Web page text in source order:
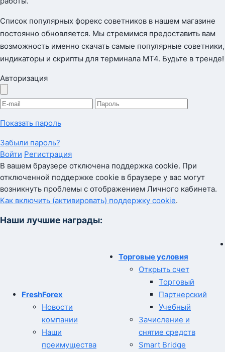
Список популярных форекс советников в нашем магазине
постоянно обновляется. Мы стремимся предоставить вам
возможность именно скачать самые популярные советники,
индикаторы и скрипты для терминала МТ4. Будьте в тренде!
Авторизация
Показать пароль
Забыли пароль?
Войти Регистрация
В вашем браузере отключена поддержка cookie. При
отключенной поддержке cookie в браузере у вас могут
возникнуть проблемы с отображением Личного кабинета.
Как включить (активировать) поддержку cookie.
Наши лучшие награды:
FreshForex
Новости
компании
Наши
преимущества
Торговые условия
Открыть счет
Торговый
Партнерский
Учебный
Зачисление и
снятие средств
Smart Bridge